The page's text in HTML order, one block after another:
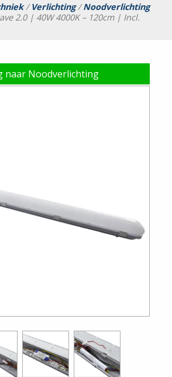
/Verlichting/Noodverlichting
2.0 | 40W 4000K – 120cm | Incl.
naar Noodverlichting